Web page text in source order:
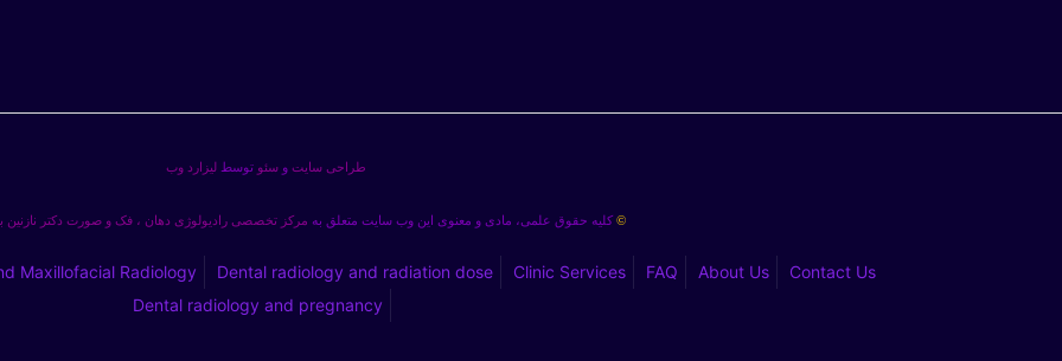
طراحی سایتو سئو توسط لیزارد وب
© کلیه حقوق علمی، مادی و معنوی این وب سایت متعلق به مرکز تخصصی رادیولوژی دهان ، فک و صورت دکتر
Contact Us
About Us
FAQ
Clinic Services
Dental radiology and radiation dose
Maxillofacial Radiology
Dental radiology and pregnancy